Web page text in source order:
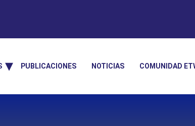
PUBLICACIONES NOTICIAS COMUNIDAD